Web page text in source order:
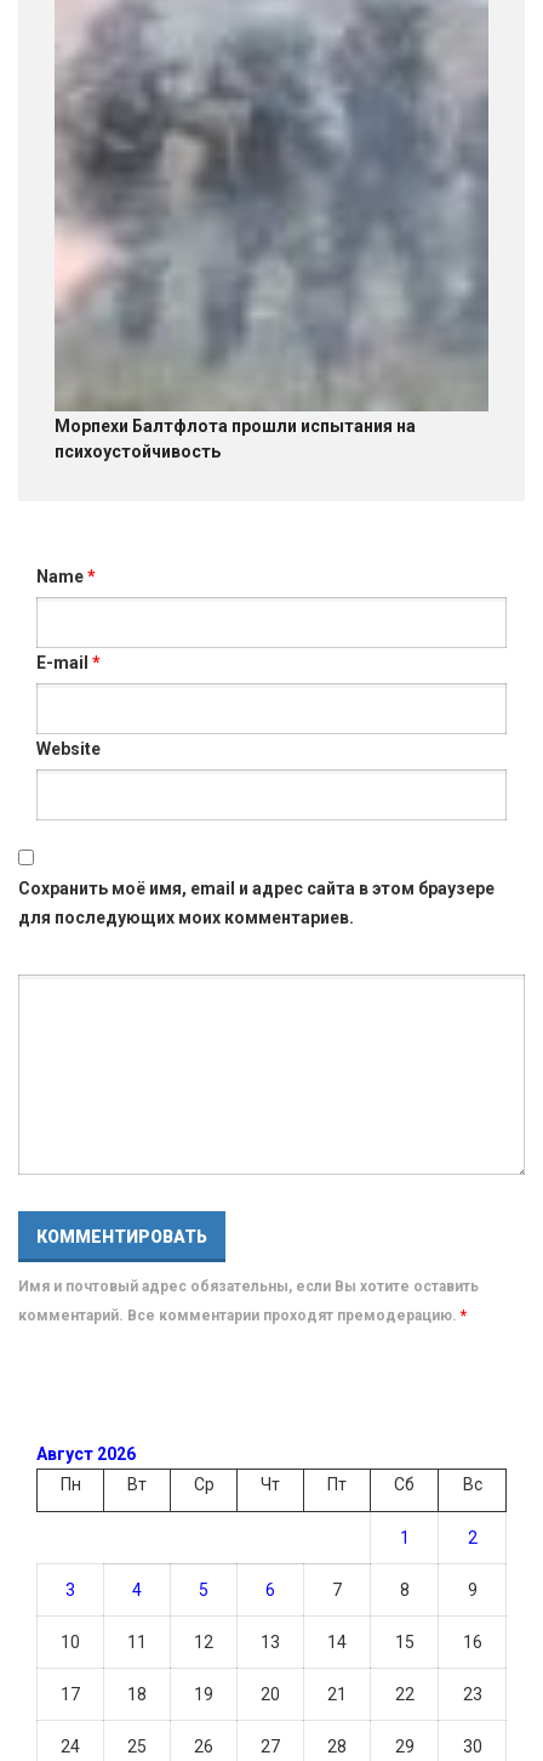
Морпехи Балтфлота прошли испытания на
психоустойчивость
Name*
E-mail *
Website
Сохранить моё имя, email и адрес сайта в этом браузере
для последующих моих комментариев.
Имя и почтовый адрес обязательны, если Вы хотите оставить
комментарий. Все комментарии проходят премодерацию. *
Август 2026
Пн
Вт Ср Чт Пт Сб Вс
1 2
3 4 5 6 7 8 9
10 11 12 13 14 15 16
17 18 19 20 21 22 23
24 25 26 27 28 29 30